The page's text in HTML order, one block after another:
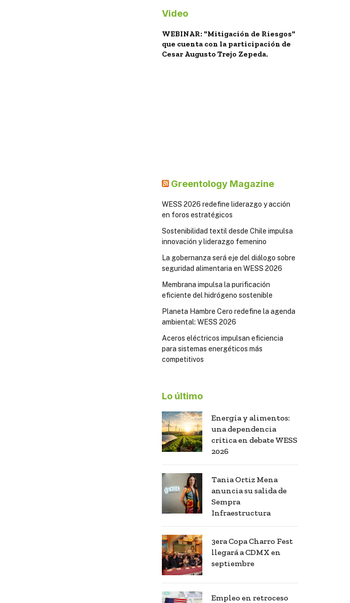
Video
WEBINAR: "Mitigación de Riesgos"
que cuenta con la participación de
Cesar Augusto Trejo Zepeda.
Greentology Magazine
WESS 2026 redefine liderazgo y acción
en foros estratégicos
Sostenibilidad textil desde Chile impulsa
innovación y liderazgo femenino
La gobernanza será eje del diálogo sobre
seguridad alimentaria en WESS 2026
Membrana impulsa la purificación
eficiente del hidrógeno sostenible
Planeta Hambre Cero redefine la agenda
ambiental: WESS 2026
Aceros eléctricos impulsan eficiencia
para sistemas energéticos más
competitivos
Lo último
Energía y alimentos:
una dependencia
crítica en debate WESS
2026
Tania Ortiz Mena
anuncia su salida de
Sempra
Infraestructura
3era Copa Charro Fest
llegará a CDMX en
septiembre
Empleo en retroceso